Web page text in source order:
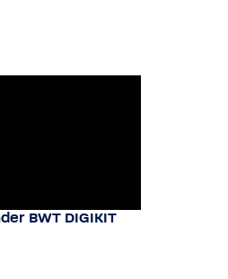
BWT DIGIKIT